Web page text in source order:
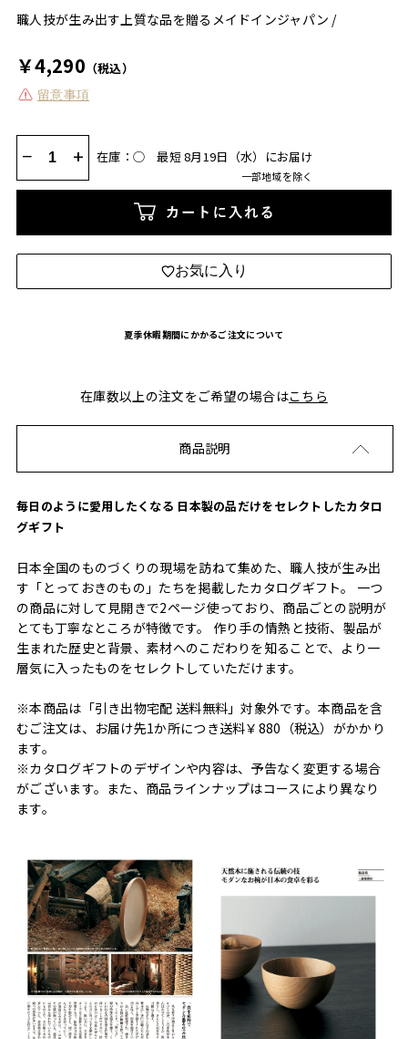
職人技が生み出す上質な品を贈るメイドインジャパン /
￥4,290 （税込）
留意事項
− + 在庫：◯ 最短 8月19日（水）にお届け
一部地域を除く
カートに入れる
お気に入り
夏季休暇期間にかかるご注文について
在庫数以上の注文をご希望の場合はこちら
商品説明
毎日のように愛用したくなる 日本製の品だけをセレクトしたカタロ
グギフト
日本全国のものづくりの現場を訪ねて集めた、職人技が生み出
す「とっておきのもの」たちを掲載したカタログギフト。 一つ
の商品に対して見開きで2ページ使っており、商品ごとの説明が
とても丁寧なところが特徴です。 作り手の情熱と技術、製品が
生まれた歴史と背景、素材へのこだわりを知ることで、より一
層気に入ったものをセレクトしていただけます。
※本商品は「引き出物宅配 送料無料」対象外です。本商品を含
むご注文は、お届け先1か所につき送料￥880（税込）がかかり
ます。
※カタログギフトのデザインや内容は、予告なく変更する場合
がございます。また、商品ラインナップはコースにより異なり
ます。